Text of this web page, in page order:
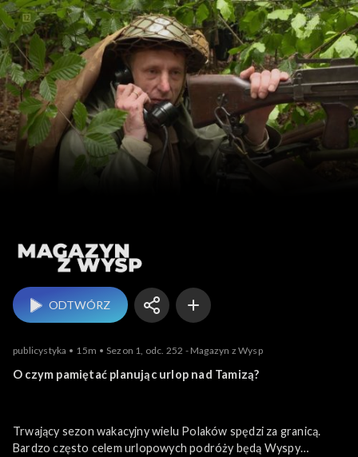
Magazyn z Wysp
ODTWÓRZ
publicystyka 15m Sezon 1, odc. 252 - Magazyn z Wysp
O czym pamiętać planując urlop nad Tamizą?
Trwający sezon wakacyjny wielu Polaków spędzi za granicą.
Bardzo często celem urlopowych podróży będą Wyspy